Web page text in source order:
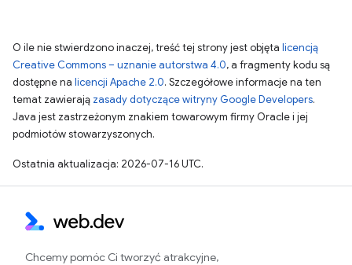
O ile nie stwierdzono inaczej, treść tej strony jest objęta licencją
Creative Commons – uznanie autorstwa 4.0, a fragmenty kodu są
dostępne na licencji Apache 2.0. Szczegółowe informacje na ten
temat zawierają zasady dotyczące witryny Google Developers.
Java jest zastrzeżonym znakiem towarowym firmy Oracle i jej
podmiotów stowarzyszonych.
Ostatnia aktualizacja: 2026-07-16 UTC.
Chcemy pomóc Ci tworzyć atrakcyjne,